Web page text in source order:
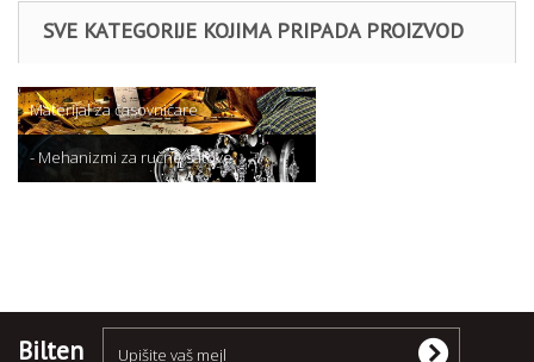
SVE KATEGORIJE KOJIMA PRIPADA PROIZVOD
Materijal za časovničare
- Mehanizmi za ručne satove
Bilten